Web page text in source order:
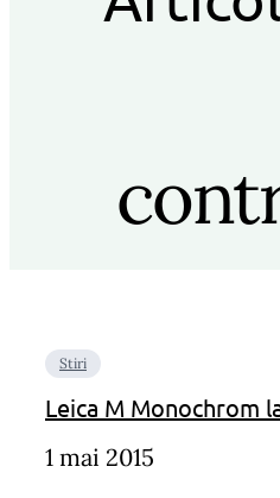
Stiri
Leica M Monochrom
1 mai 2015